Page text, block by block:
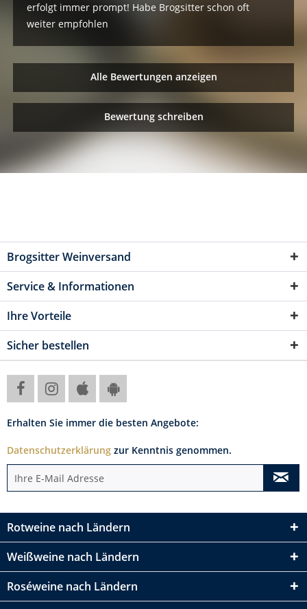
erfolgt immer prompt! Habe Brogsitter schon oft
weiter empfohlen
Alle Bewertungen anzeigen
Bewertung schreiben
Brogsitter Weinversand
Service & Informationen
Ihre Vorteile
Sicher bestellen
Erhalten Sie immer die besten Angebote:
Datenschutzerklärung zur Kenntnis genommen.
Rotweine nach Ländern
Weißweine nach Ländern
Roséweine nach Ländern